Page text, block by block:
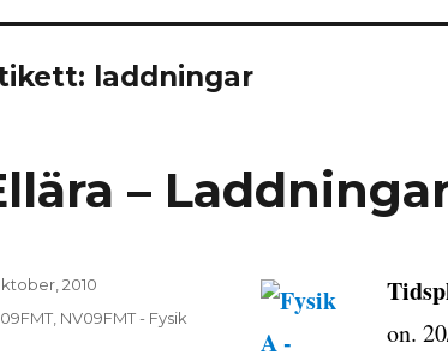
laddningar
–
on.
2010
, NV09FMT - Fysik